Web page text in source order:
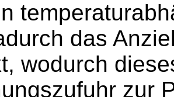
das
wodurch
zur